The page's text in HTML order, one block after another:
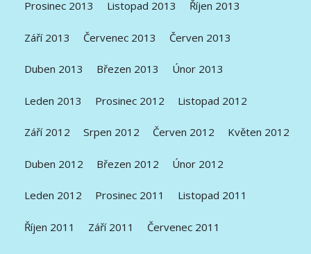
Prosinec 2013 Listopad 2013 Říjen 2013
Září 2013 Červenec 2013 Červen 2013
Duben 2013 Březen 2013 Únor 2013
Leden 2013 Prosinec 2012 Listopad 2012
Září 2012 Srpen 2012 Červen 2012 Květen 2012
Duben 2012 Březen 2012 Únor 2012
Leden 2012 Prosinec 2011 Listopad 2011
Říjen 2011 Září 2011 Červenec 2011